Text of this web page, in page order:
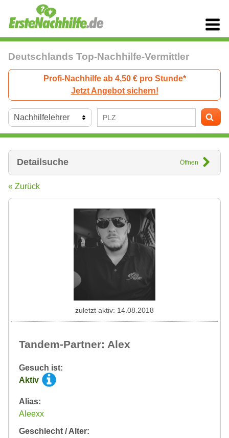
Deutschlands Top-Nachhilfe-Vermittler
Profi-Nachhilfe ab 4,50 € pro Stunde*
Jetzt Angebot sichern!
Detailsuche Öffnen
« Zurück
Tandem-Partner: Alex
Gesuch ist:
Aktiv
Alias:
Aleexx
Geschlecht / Alter:
zuletzt aktiv: 14.08.2018